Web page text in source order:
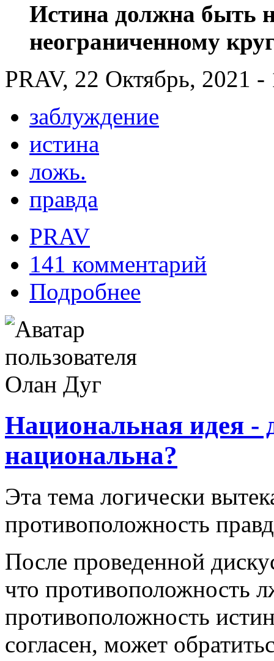
Истина должна быть
неограниченному
PRAV, 22 Октябрь, 2021 -
заблуждение
истина
ложь.
правда
PRAV
141 комментарий
Подробнее
Национальная идея -
национальна?
Эта тема логически
противоположность
После проведенной
что противоположность
противоположность
согласен, может